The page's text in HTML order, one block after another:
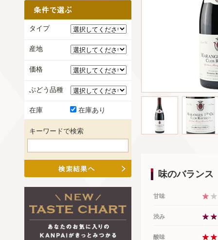
味のバランス
甘味
渋み
酸味
タイプ
産地
価格
ぶどう品種
在庫 在庫あり
キーワードで検索